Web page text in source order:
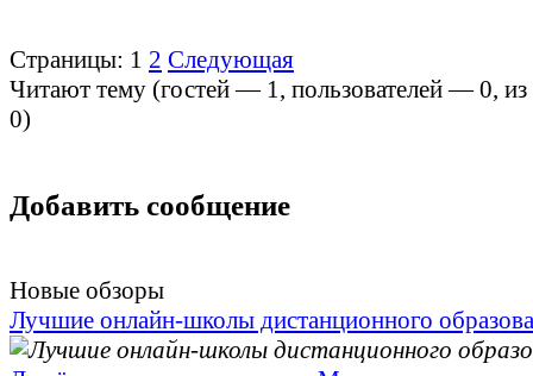
Страницы: 1 2 Следующая
Читают тему (гостей — 1, пользователей —0,
0)
Добавить сообщение
Новые обзоры
Лучшие онлайн-школы дистанционного